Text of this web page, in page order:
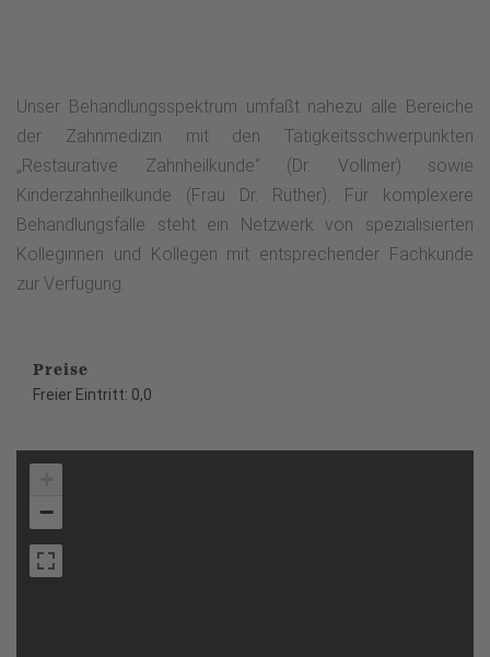
Unser Behandlungsspektrum umfaßt nahezu alle Bereiche
der Zahnmedizin mit den Tätigkeitsschwerpunkten
„Restaurative Zahnheilkunde“ (Dr. Vollmer) sowie
Kinderzahnheilkunde (Frau Dr. Rüther). Für komplexere
Behandlungsfälle steht ein Netzwerk von spezialisierten
Kolleginnen und Kollegen mit entsprechender Fachkunde
zur Verfügung.
Preise
Freier Eintritt: 0,0
−